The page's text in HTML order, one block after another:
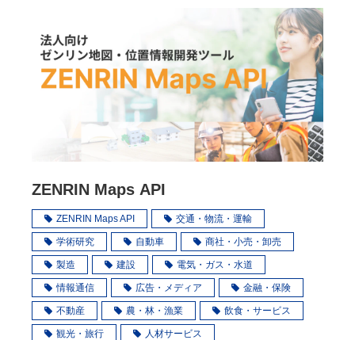
ZENRIN Maps API
ZENRIN Maps API 交通・物流・運輸
学術研究 自動車 商社・小売・卸売
製造 建設 電気・ガス・水道
情報通信 広告・メディア 金融・保険
不動産 農・林・漁業 飲食・サービス
観光・旅行 人材サービス